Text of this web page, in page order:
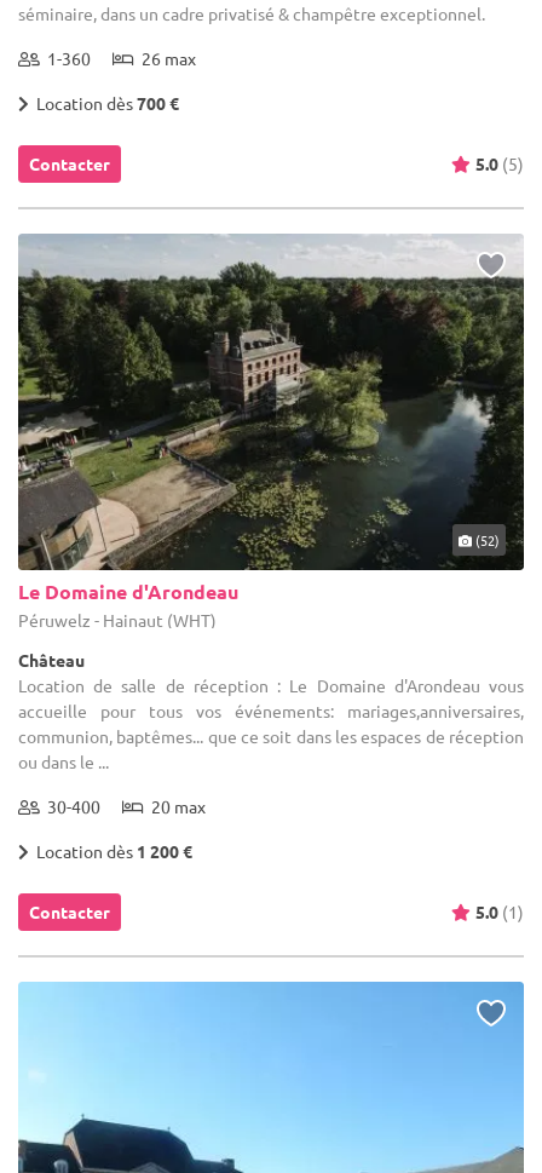
séminaire, dans un cadre privatisé & champêtre exceptionnel.
1-360 26 max
Location dès700 €
Contacter 5.0 (5)
(52)
Le Domaine d'Arondeau
Péruwelz - Hainaut (WHT)
Château
Location de salle de réception : Le Domaine d'Arondeau vous
accueille pour tous vos événements: mariages,anniversaires,
communion, baptêmes... que ce soit dans les espaces de réception
ou dans le ...
30-400 20 max
Location dès 1 200 €
Contacter 5.0 (1)